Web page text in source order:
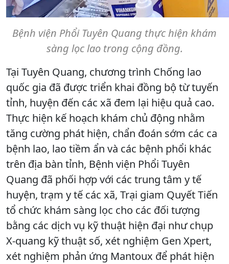
Bệnh viện Phổi Tuyên Quang thực hiện khám
sàng lọc lao trong cộng đồng.
Tại Tuyên Quang, chương trình Chống lao
quốc gia đã được triển khai đồng bộ từ tuyến
tỉnh, huyện đến các xã đem lại hiệu quả cao.
Thực hiện kế hoạch khám chủ động nhằm
tăng cường phát hiện, chẩn đoán sớm các ca
bệnh lao, lao tiềm ẩn và các bệnh phổi khác
trên địa bàn tỉnh, Bệnh viện Phổi Tuyên
Quang đã phối hợp với các trung tâm y tế
huyện, trạm y tế các xã, Trại giam Quyết Tiến
tổ chức khám sàng lọc cho các đối tượng
bằng các dịch vụ kỹ thuật hiện đại như chụp
X-quang kỹ thuật số, xét nghiệm Gen Xpert,
xét nghiệm phản ứng Mantoux để phát hiện